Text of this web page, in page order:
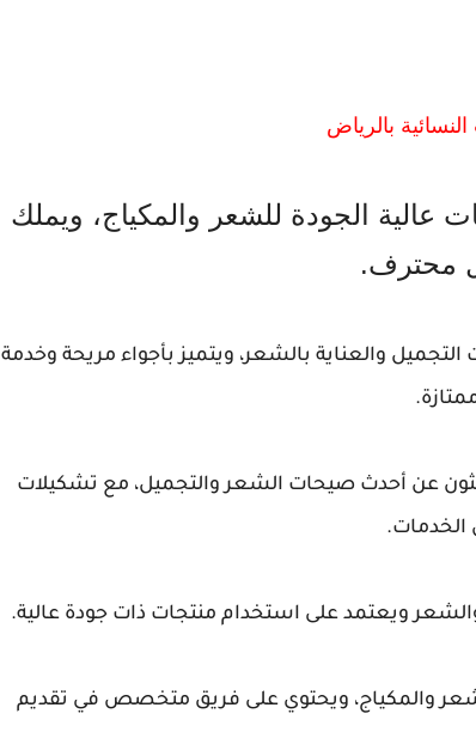
بالرياض
عالية الجودة للشعر والمكياج، ويملك
محترف.
والعناية بالشعر، ويتميز بأجواء مريحة وخدمة
عن أحدث صيحات الشعر والتجميل، مع تشكيلات
الخدمات.
والمكياج، ويحتوي على فريق متخصص في تقديم